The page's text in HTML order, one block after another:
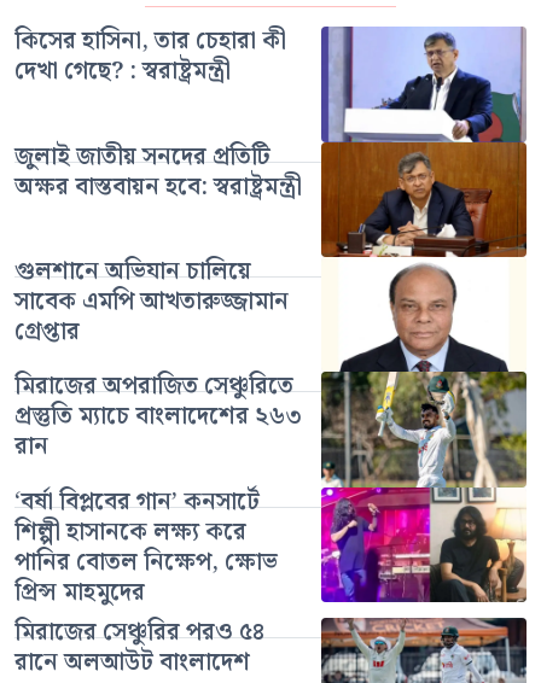
কিসের হাসিনা, তার চেহারা কী
দেখা গেছে? : স্বরাষ্ট্রমন্ত্রী
জুলাই জাতীয় সনদের প্রতিটি
অক্ষর বাস্তবায়ন হবে: স্বরাষ্ট্রমন্ত্রী
গুলশানে অভিযান চালিয়ে
সাবেক এমপি আখতারুজ্জামান
গ্রেপ্তার
মিরাজের অপরাজিত সেঞ্চুরিতে
প্রস্তুতি ম্যাচে বাংলাদেশের ২৬৩
রান
‘বর্ষা বিপ্লবের গান’ কনসার্টে
শিল্পী হাসানকে লক্ষ্য করে
পানির বোতল নিক্ষেপ, ক্ষোভ
প্রিন্স মাহমুদের
মিরাজের সেঞ্চুরির পরও ৫৪
রানে অলআউট বাংলাদেশ